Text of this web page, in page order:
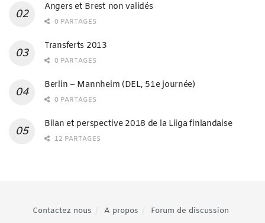
Angers et Brest non validés
0 PARTAGES
Transferts 2013
0 PARTAGES
Berlin – Mannheim (DEL, 51e journée)
0 PARTAGES
Bilan et perspective 2018 de la Liiga finlandaise
12 PARTAGES
Contactez nous A propos Forum de discussion